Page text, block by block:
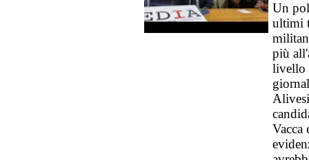
Un
ultimi
più
livello
Vacca